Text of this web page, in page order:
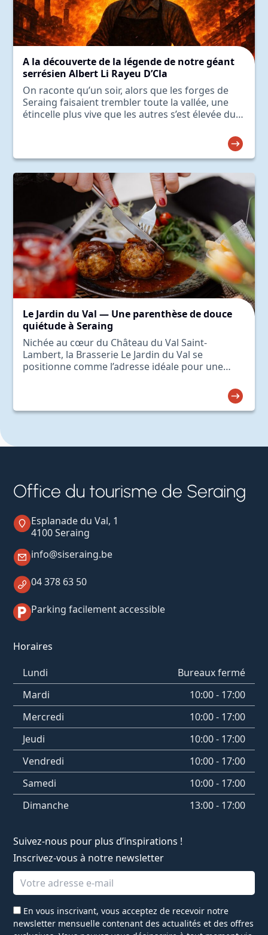
A la découverte de la légende de notre géant
serrésien Albert Li Rayeu D’Cla
On raconte qu’un soir, alors que les forges de
Seraing faisaient trembler toute la vallée, une
étincelle plus vive que les autres s’est élevée du
Le Jardin du Val — Une parenthèse de douce
quiétude à Seraing
Nichée au cœur du Château du Val Saint-
Lambert, la Brasserie Le Jardin du Val se
positionne comme l’adresse idéale pour une
Office du tourisme de Seraing
Esplanade du Val, 1
4100 Seraing
info@siseraing.be
04 378 63 50
Parking facilement accessible
Horaires
Lundi
Bureaux fermé
Mardi
10:00 - 17:00
Mercredi
10:00 - 17:00
Jeudi
10:00 - 17:00
Vendredi
10:00 - 17:00
Samedi
10:00 - 17:00
Dimanche
13:00 - 17:00
Suivez-nous pour plus d’inspirations !
Inscrivez-vous à notre newsletter
Adresse e-mail
En vous inscrivant, vous acceptez de recevoir notre
newsletter mensuelle contenant des actualités et des offres